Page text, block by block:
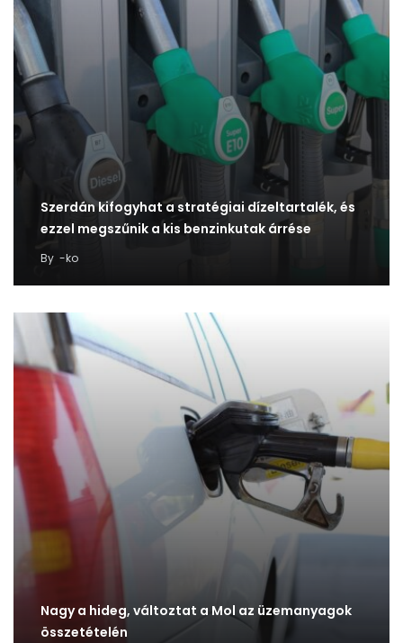
Szerdán kifogyhat a stratégiai dízeltartalék, és
ezzel megszűnik a kis benzinkutak árrése
By -ko
Nagy a hideg, változtat a Mol az üzemanyagok
összetételén